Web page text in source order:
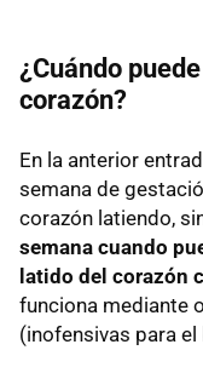
¿Cuándo
corazón?
En la anterior
semana de
corazón latiendo,
semana cuando
latido del corazón
funciona mediante
(inofensivas para el